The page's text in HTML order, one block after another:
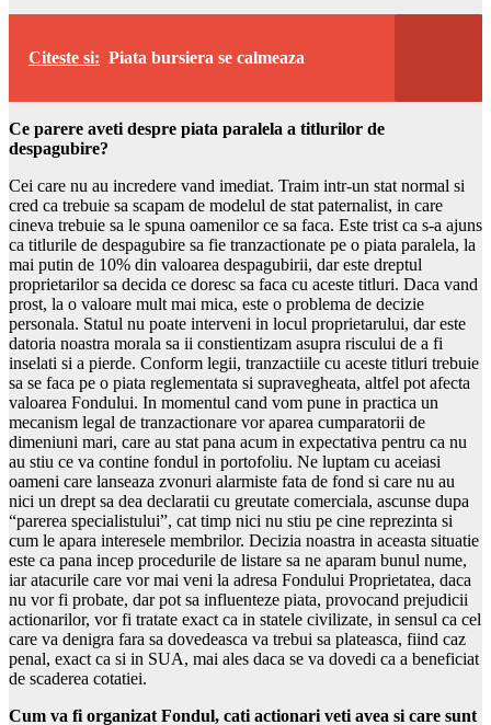
Citeste si: Piata bursiera se calmeaza
Ce parere aveti despre piata paralela a titlurilor de
despagubire?
Cei care nu au incredere vand imediat. Traim intr-un stat normal si
cred ca trebuie sa scapam de modelul de stat paternalist, in care
cineva trebuie sa le spuna oamenilor ce sa faca. Este trist ca s-a ajuns
ca titlurile de despagubire sa fie tranzactionate pe o piata paralela, la
mai putin de 10% din valoarea despagubirii, dar este dreptul
proprietarilor sa decida ce doresc sa faca cu aceste titluri. Daca vand
prost, la o valoare mult mai mica, este o problema de decizie
personala. Statul nu poate interveni in locul proprietarului, dar este
datoria noastra morala sa ii constientizam asupra riscului de a fi
inselati si a pierde. Conform legii, tranzactiile cu aceste titluri trebuie
sa se faca pe o piata reglementata si supravegheata, altfel pot afecta
valoarea Fondului. In momentul cand vom pune in practica un
mecanism legal de tranzactionare vor aparea cumparatorii de
dimeniuni mari, care au stat pana acum in expectativa pentru ca nu
au stiu ce va contine fondul in portofoliu. Ne luptam cu aceiasi
oameni care lanseaza zvonuri alarmiste fata de fond si care nu au
nici un drept sa dea declaratii cu greutate comerciala, ascunse dupa
“parerea specialistului”, cat timp nici nu stiu pe cine reprezinta si
cum le apara interesele membrilor. Decizia noastra in aceasta situatie
este ca pana incep procedurile de listare sa ne aparam bunul nume,
iar atacurile care vor mai veni la adresa Fondului Proprietatea, daca
nu vor fi probate, dar pot sa influenteze piata, provocand prejudicii
actionarilor, vor fi tratate exact ca in statele civilizate, in sensul ca cel
care va denigra fara sa dovedeasca va trebui sa plateasca, fiind caz
penal, exact ca si in SUA, mai ales daca se va dovedi ca a beneficiat
de scaderea cotatiei.
Cum va fi organizat Fondul, cati actionari veti avea si care sunt